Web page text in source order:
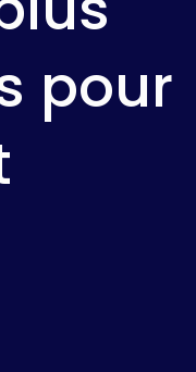
pour